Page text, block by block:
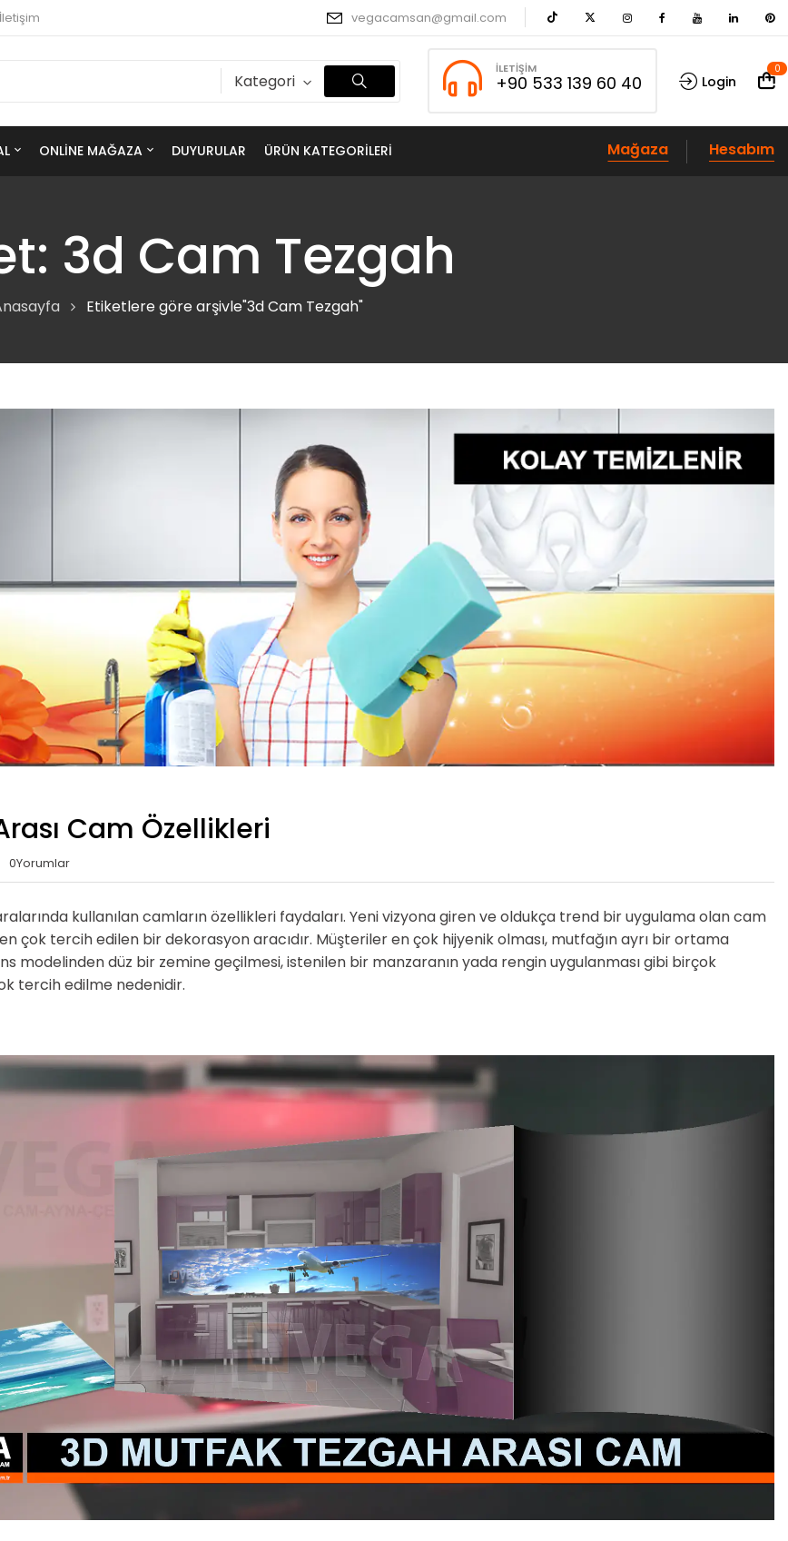
İletişim vegacamsan@gmail.com
Kategori
İLETIŞIM
+90 533 139 60 40 Login
0
ONLINE MAĞAZA DUYURULAR ÜRÜN KATEGORILERI Mağaza Hesabım
3d Cam Tezgah
Etiketlere göre arşivle"3d Cam Tezgah"
Cam Özellikleri
0Yorumlar
kullanılan camların özellikleri faydaları. Yeni vizyona giren ve oldukça trend bir uygulama olan cam
çok tercih edilen bir dekorasyon aracıdır. Müşteriler en çok hijyenik olması, mutfağın ayrı bir ortama
modelinden düz bir zemine geçilmesi, istenilen bir manzaranın yada rengin uygulanması gibi birçok
tercih edilme nedenidir.